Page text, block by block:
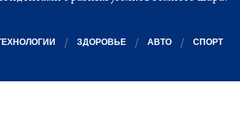
ЗДОРОВЬЕ АВТО СПОРТ